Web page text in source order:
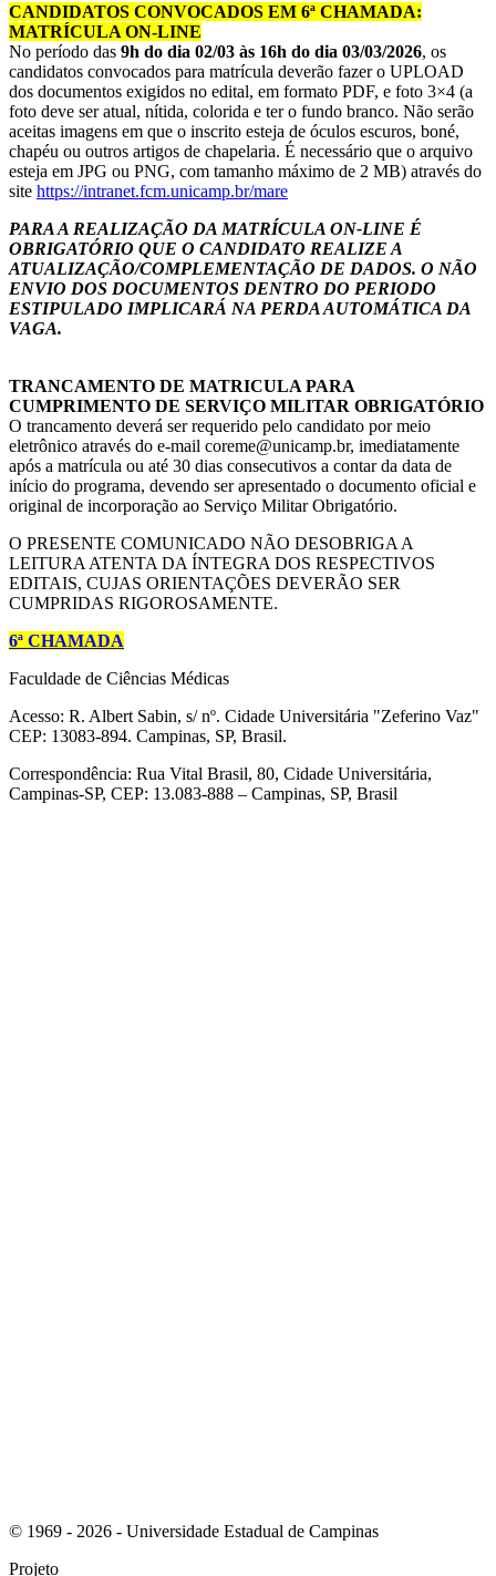
CANDIDATOS CONVOCADOS EM 6ª CHAMADA:
MATRÍCULA ON-LINE
No período das 9h do dia 02/03 às 16h do dia 03/03/2026, os
candidatos convocados para matrícula deverão fazer o UPLOAD
dos documentos exigidos no edital, em formato PDF, e foto 3×4 (a
foto deve ser atual, nítida, colorida e ter o fundo branco. Não serão
aceitas imagens em que o inscrito esteja de óculos escuros, boné,
chapéu ou outros artigos de chapelaria. É necessário que o arquivo
esteja em JPG ou PNG, com tamanho máximo de 2 MB) através do
site https://intranet.fcm.unicamp.br/mare
PARA A REALIZAÇÃO DA MATRÍCULA ON-LINE É
OBRIGATÓRIO QUE O CANDIDATO REALIZE A
ATUALIZAÇÃO/COMPLEMENTAÇÃO DE DADOS. O NÃO
ENVIO DOS DOCUMENTOS DENTRO DO PERIODO
ESTIPULADO IMPLICARÁ NA PERDA AUTOMÁTICA DA
VAGA.
TRANCAMENTO DE MATRICULA PARA
CUMPRIMENTO DE SERVIÇO MILITAR OBRIGATÓRIO
O trancamento deverá ser requerido pelo candidato por meio
eletrônico através do e-mail coreme@unicamp.br, imediatamente
após a matrícula ou até 30 dias consecutivos a contar da data de
início do programa, devendo ser apresentado o documento oficial e
original de incorporação ao Serviço Militar Obrigatório.
O PRESENTE COMUNICADO NÃO DESOBRIGA A
LEITURA ATENTA DA ÍNTEGRA DOS RESPECTIVOS
EDITAIS, CUJAS ORIENTAÇÕES DEVERÃO SER
CUMPRIDAS RIGOROSAMENTE.
6ª CHAMADA
Faculdade de Ciências Médicas
Acesso: R. Albert Sabin, s/ nº. Cidade Universitária "Zeferino Vaz"
CEP: 13083-894. Campinas, SP, Brasil.
Correspondência: Rua Vital Brasil, 80, Cidade Universitária,
Campinas-SP, CEP: 13.083-888 – Campinas, SP, Brasil
© 1969 - 2026 - Universidade Estadual de Campinas
Projeto